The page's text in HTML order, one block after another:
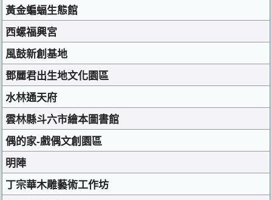
黃金蝙蝠生態館
西螺福興宮
風鼓新創基地
鄧麗君出生地文化園區
水林通天府
雲林縣斗六市繪本圖書館
偶的家-戲偶文創園區
明陣
丁宗華木雕藝術工作坊